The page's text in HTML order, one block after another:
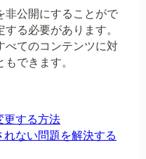
非公開にすることがで
る必要があります。
べてのコンテンツに対
できます。
する方法
ない問題を解決する